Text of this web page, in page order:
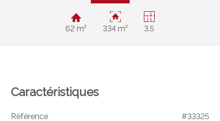
62 m² 334 m² 3.5
Caractéristiques
Référence #33325